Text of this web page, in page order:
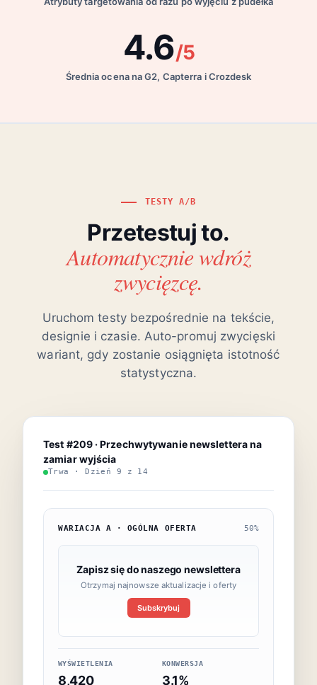
4.6/5
Średnia ocena na G2, Capterra i Crozdesk
TESTY A/B
Przetestuj to.
Automatycznie wdróż
zwycięzcę.
Uruchom testy bezpośrednie na tekście,
designie i czasie. Auto-promuj zwycięski
wariant, gdy zostanie osiągnięta istotność
statystyczna.
Test #209 · Przechwytywanie newslettera na
zamiar wyjścia
Trwa · Dzień 9 z 14
WARIACJA A · OGÓLNA OFERTA 50%
Zapisz się do naszego newslettera
Otrzymaj najnowsze aktualizacje i oferty
Subskrybuj
WYŚWIETLENIA
8,420
KONWERSJA
3.1%